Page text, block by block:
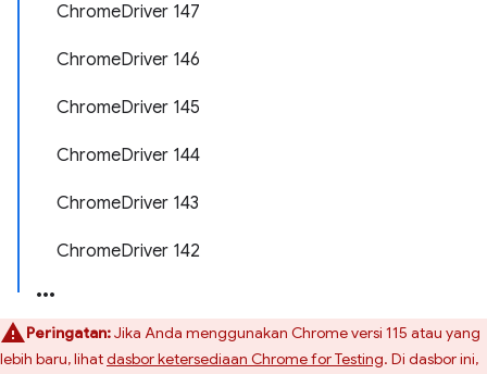
ChromeDriver 147
ChromeDriver 146
ChromeDriver 145
ChromeDriver 144
ChromeDriver 143
ChromeDriver 142
Peringatan:Jika Anda menggunakan Chrome versi 115 atau yang
lebih baru, lihatdasbor ketersediaan Chrome for Testing. Di dasbor ini,